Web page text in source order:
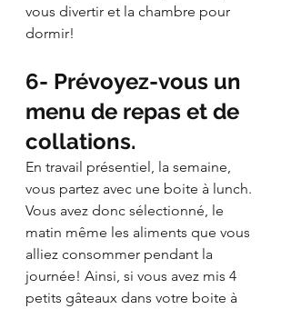
vous divertir et la chambre pour
dormir!
6- Prévoyez-vous un
menu de repas et de
collations.
En travail présentiel, la semaine,
vous partez avec une boite à lunch.
Vous avez donc sélectionné, le
matin même les aliments que vous
alliez consommer pendant la
journée! Ainsi, si vous avez mis 4
petits gâteaux dans votre boite à